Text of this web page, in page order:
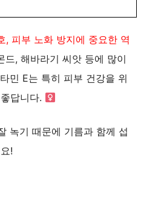
, 피부 노화 방지에 중요한 역
드, 해바라기 씨앗 등에 많이
민 E는 특히 피부 건강을 위
답니다.
녹기 때문에 기름과 함께 섭
!